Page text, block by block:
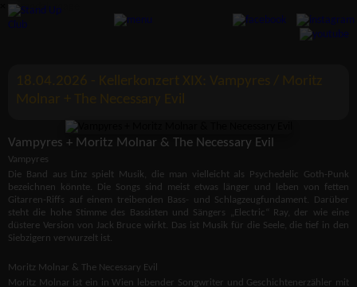
18.04.2026 - Kellerkonzert XIX: Vampyres / Moritz
Molnar + The Necessary Evil
Vampyres + Moritz Molnar & The Necessary Evil
Vampyres
Die Band aus Linz spielt Musik, die man vielleicht als Psychedelic Goth-Punk
bezeichnen könnte. Die Songs sind meist etwas länger und leben von fetten
Gitarren-Riffs auf einem treibenden Bass- und Schlagzeugfundament. Darüber
steht die hohe Stimme des Bassisten und Sängers „Electric“ Ray, der wie eine
düstere Version von Jack Bruce wirkt. Das ist Musik für die Seele, die tief in den
Siebzigern verwurzelt ist.
Moritz Molnar & The Necessary Evil
Moritz Molnar ist ein in Wien lebender Songwriter und Geschichtenerzähler mit